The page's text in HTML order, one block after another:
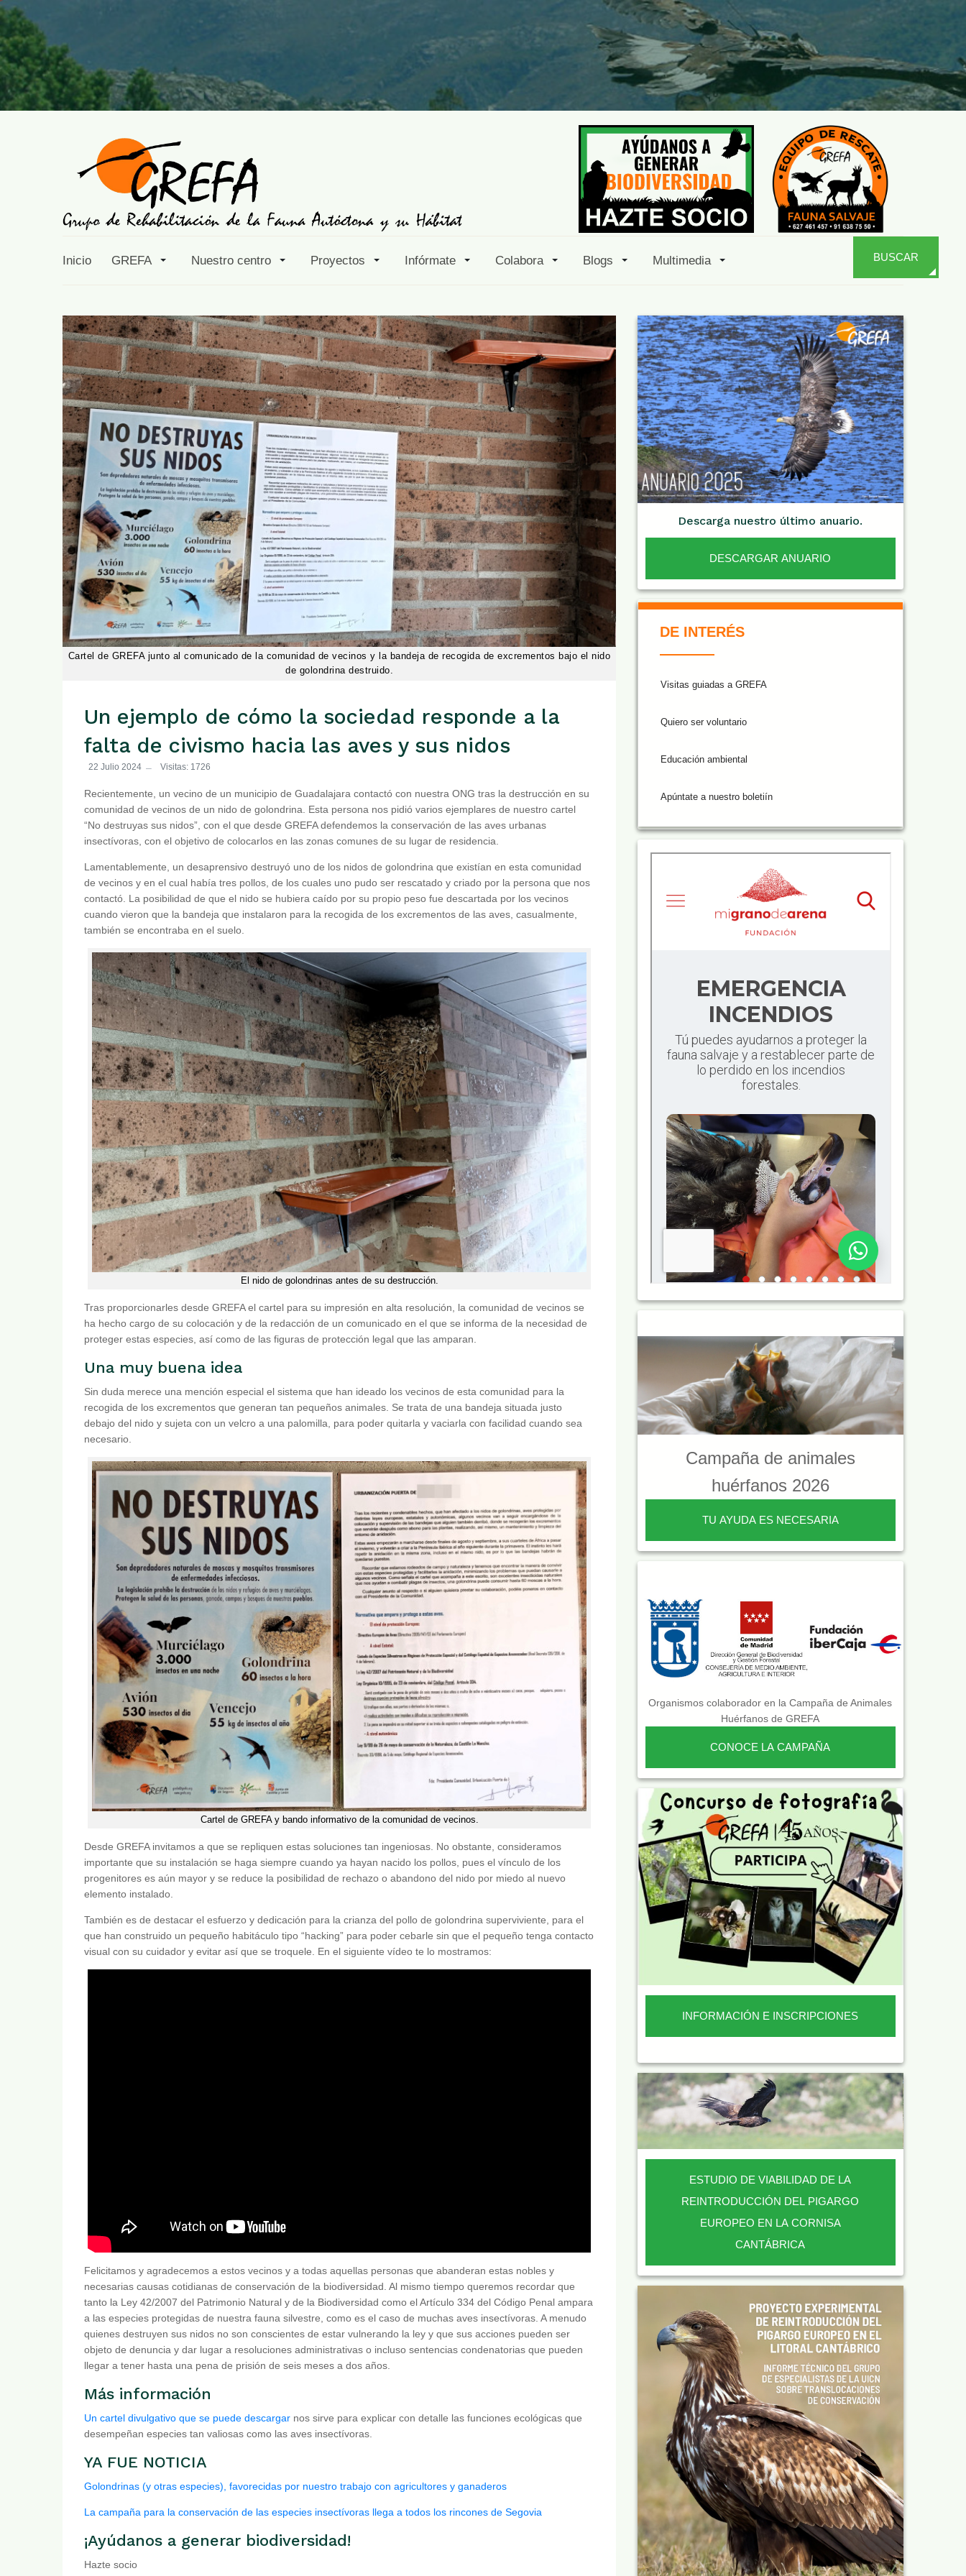
Inicio GREFA Nuestro centro Proyectos Infórmate Colabora Blogs Multimedia BUSCAR
Cartel de GREFA junto al comunicado de la comunidad de vecinos y la bandeja de recogida de excrementos bajo el nido
de golondrina destruido.
Un ejemplo de cómo la sociedad responde a la
falta de civismo hacia las aves y sus nidos
22 Julio 2024 Visitas: 1726
Recientemente, un vecino de un municipio de Guadalajara contactó con nuestra ONG tras la destrucción en su
comunidad de vecinos de un nido de golondrina. Esta persona nos pidió varios ejemplares de nuestro cartel
“No destruyas sus nidos”, con el que desde GREFA defendemos la conservación de las aves urbanas
insectívoras, con el objetivo de colocarlos en las zonas comunes de su lugar de residencia.
Lamentablemente, un desaprensivo destruyó uno de los nidos de golondrina que existían en esta comunidad
de vecinos y en el cual había tres pollos, de los cuales uno pudo ser rescatado y criado por la persona que nos
contactó. La posibilidad de que el nido se hubiera caído por su propio peso fue descartada por los vecinos
cuando vieron que la bandeja que instalaron para la recogida de los excrementos de las aves, casualmente,
también se encontraba en el suelo.
El nido de golondrinas antes de su destrucción.
Tras proporcionarles desde GREFA el cartel para su impresión en alta resolución, la comunidad de vecinos se
ha hecho cargo de su colocación y de la redacción de un comunicado en el que se informa de la necesidad de
proteger estas especies, así como de las figuras de protección legal que las amparan.
Una muy buena idea
Sin duda merece una mención especial el sistema que han ideado los vecinos de esta comunidad para la
recogida de los excrementos que generan tan pequeños animales. Se trata de una bandeja situada justo
debajo del nido y sujeta con un velcro a una palomilla, para poder quitarla y vaciarla con facilidad cuando sea
necesario.
Cartel de GREFA y bando informativo de la comunidad de vecinos.
Desde GREFA invitamos a que se repliquen estas soluciones tan ingeniosas. No obstante, consideramos
importante que su instalación se haga siempre cuando ya hayan nacido los pollos, pues el vínculo de los
progenitores es aún mayor y se reduce la posibilidad de rechazo o abandono del nido por miedo al nuevo
elemento instalado.
También es de destacar el esfuerzo y dedicación para la crianza del pollo de golondrina superviviente, para el
que han construido un pequeño habitáculo tipo “hacking” para poder cebarle sin que el pequeño tenga contacto
visual con su cuidador y evitar así que se troquele. En el siguiente vídeo te lo mostramos:
Felicitamos y agradecemos a estos vecinos y a todas aquellas personas que abanderan estas nobles y
necesarias causas cotidianas de conservación de la biodiversidad. Al mismo tiempo queremos recordar que
tanto la Ley 42/2007 del Patrimonio Natural y de la Biodiversidad como el Artículo 334 del Código Penal ampara
a las especies protegidas de nuestra fauna silvestre, como es el caso de muchas aves insectívoras. A menudo
quienes destruyen sus nidos no son conscientes de estar vulnerando la ley y que sus acciones pueden ser
objeto de denuncia y dar lugar a resoluciones administrativas o incluso sentencias condenatorias que pueden
llegar a tener hasta una pena de prisión de seis meses a dos años.
Más información
Un cartel divulgativo que se puede descargar nos sirve para explicar con detalle las funciones ecológicas que
desempeñan especies tan valiosas como las aves insectívoras.
YA FUE NOTICIA
Golondrinas (y otras especies), favorecidas por nuestro trabajo con agricultores y ganaderos
La campaña para la conservación de las especies insectívoras llega a todos los rincones de Segovia
¡Ayúdanos a generar biodiversidad!
Hazte socio
Descarga nuestro último anuario.
DESCARGAR ANUARIO
DE INTERÉS
Visitas guiadas a GREFA
Quiero ser voluntario
Educación ambiental
Apúntate a nuestro boletiín
Campaña de animales
huérfanos 2026
TU AYUDA ES NECESARIA
Organismos colaborador en la Campaña de Animales
Huérfanos de GREFA
CONOCE LA CAMPAÑA
INFORMACIÓN E INSCRIPCIONES
ESTUDIO DE VIABILIDAD DE LA
REINTRODUCCIÓN DEL PIGARGO
EUROPEO EN LA CORNISA
CANTÁBRICA